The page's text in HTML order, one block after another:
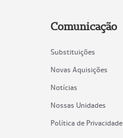
Comunicação
Substituições
Novas Aquisições
Notícias
Nossas Unidades
Política de Privacidade